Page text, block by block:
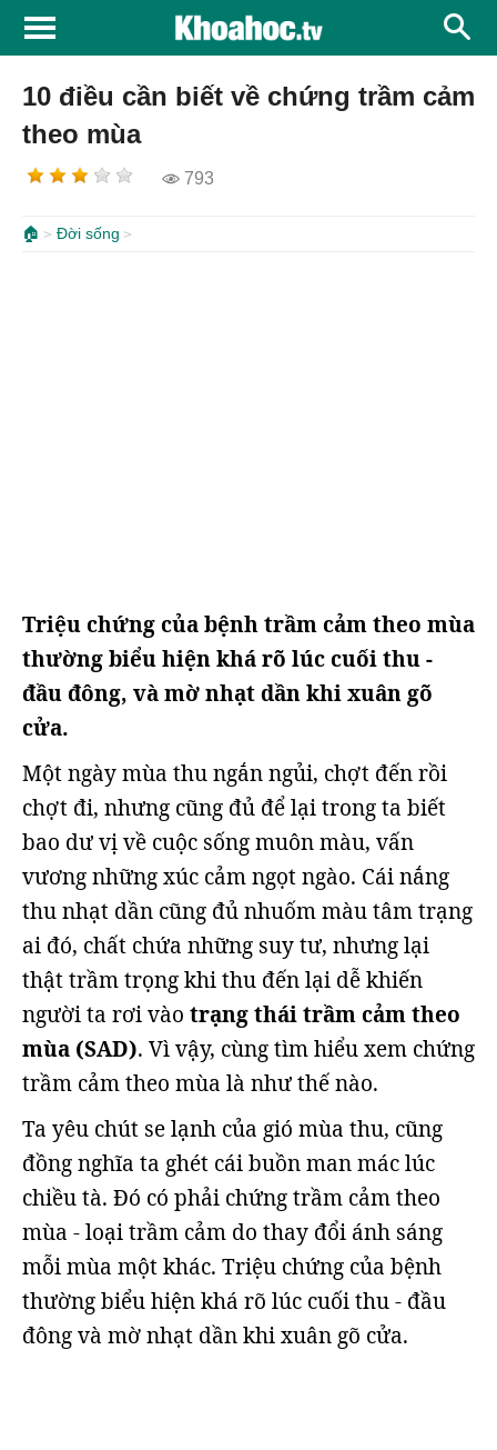
10 điều cần biết về chứng trầm cảm
theo mùa
793
🏠 Đời sống
Triệu chứng của bệnh trầm cảm theo mùa
thường biểu hiện khá rõ lúc cuối thu -
đầu đông, và mờ nhạt dần khi xuân gõ
cửa.
Một ngày mùa thu ngắn ngủi, chợt đến rồi
chợt đi, nhưng cũng đủ để lại trong ta biết
bao dư vị về cuộc sống muôn màu, vấn
vương những xúc cảm ngọt ngào. Cái nắng
thu nhạt dần cũng đủ nhuốm màu tâm trạng
ai đó, chất chứa những suy tư, nhưng lại
thật trầm trọng khi thu đến lại dễ khiến
người ta rơi vào trạng thái trầm cảm theo
mùa (SAD). Vì vậy, cùng tìm hiểu xem chứng
trầm cảm theo mùa là như thế nào.
Ta yêu chút se lạnh của gió mùa thu, cũng
đồng nghĩa ta ghét cái buồn man mác lúc
chiều tà. Đó có phải chứng trầm cảm theo
mùa - loại trầm cảm do thay đổi ánh sáng
mỗi mùa một khác. Triệu chứng của bệnh
thường biểu hiện khá rõ lúc cuối thu - đầu
đông và mờ nhạt dần khi xuân gõ cửa.